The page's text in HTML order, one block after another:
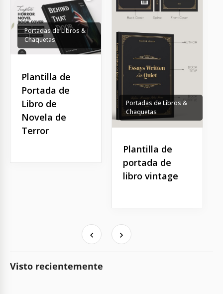
Portadas de Libros &
Chaquetas
Plantilla de
Portada de
Libro de
Novela de
Terror
Portadas de Libros &
Chaquetas
Plantilla de
portada de
libro vintage
Visto recientemente